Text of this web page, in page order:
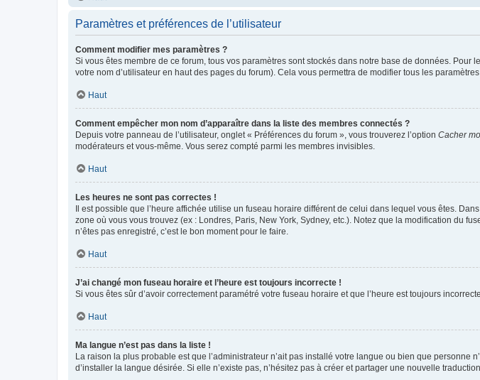
Paramètres et préférences de l’utilisateur
Comment modifier mes paramètres ?
Si vous êtes membre de ce forum, tous vos paramètres sont stockés dans notre base de données. Pour
votre nom d’utilisateur en haut des pages du forum). Cela vous permettra de modifier tous les
Haut
Comment empêcher mon nom d’apparaître dans la liste des membres connectés ?
Depuis votre panneau de l’utilisateur, onglet « Préférences du forum », vous trouverez l’option Cacher
modérateurs et vous-même. Vous serez compté parmi les membres invisibles.
Haut
Les heures ne sont pas correctes !
Il est possible que l’heure affichée utilise un fuseau horaire différent de celui dans lequel vous êtes.
zone où vous vous trouvez (ex : Londres, Paris, New York, Sydney, etc.). Notez que la modification du
n’êtes pas enregistré, c’est le bon moment pour le faire.
Haut
J’ai changé mon fuseau horaire et l’heure est toujours incorrecte !
Si vous êtes sûr d’avoir correctement paramétré votre fuseau horaire et que l’heure est toujours
Haut
Ma langue n’est pas dans la liste !
La raison la plus probable est que l’administrateur n’ait pas installé votre langue ou bien que
d’installer la langue désirée. Si elle n’existe pas, n’hésitez pas à créer et partager une nouvelle